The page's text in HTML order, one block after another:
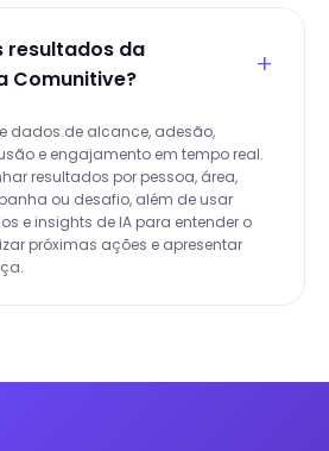
resultados da
Comunitive?
dados de alcance, adesão,
e engajamento em tempo real.
resultados por pessoa, área,
ou desafio, além de usar
e insights de IA para entender o
próximas ações e apresentar